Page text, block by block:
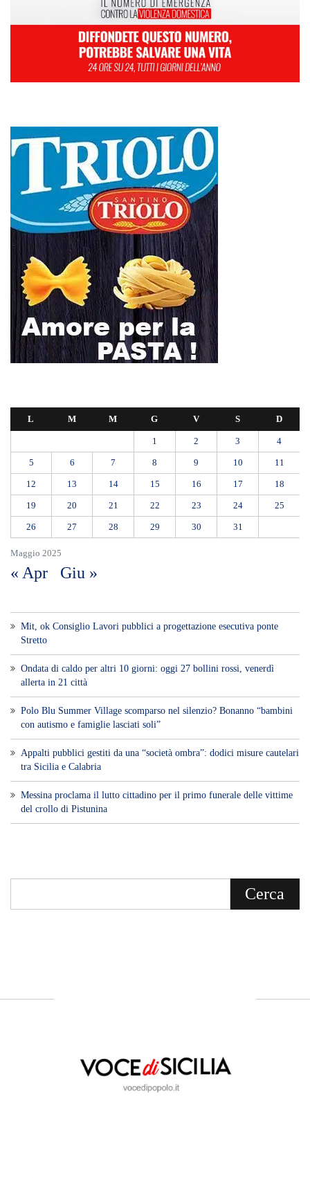
Maggio 2025
L M M G V S D
1 2 3 4
5 6 7 8 9 10 11
12 13 14 15 16 17 18
19 20 21 22 23 24 25
26 27 28 29 30 31
« Apr Giu »
Mit, ok Consiglio Lavori pubblici a progettazione esecutiva ponte
Stretto
Ondata di caldo per altri 10 giorni: oggi 27 bollini rossi, venerdì
allerta in 21 città
Polo Blu Summer Village scomparso nel silenzio? Bonanno “bambini
con autismo e famiglie lasciati soli”
Appalti pubblici gestiti da una “società ombra”: dodici misure cautelari
tra Sicilia e Calabria
Messina proclama il lutto cittadino per il primo funerale delle vittime
del crollo di Pistunina